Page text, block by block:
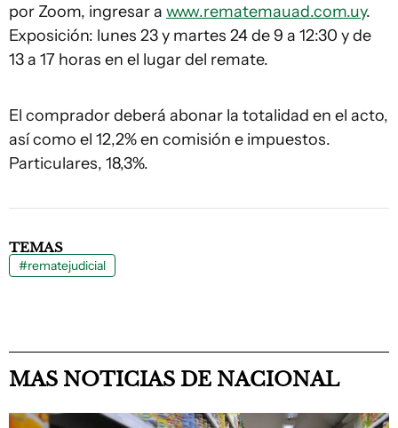
por Zoom, ingresar a www.rematemauad.com.uy.
Exposición: lunes 23 y martes 24 de 9 a 12:30 y de
13 a 17 horas en el lugar del remate.
El comprador deberá abonar la totalidad en el acto,
así como el 12,2% en comisión e impuestos.
Particulares, 18,3%.
TEMAS
#rematejudicial
MAS NOTICIAS DE NACIONAL